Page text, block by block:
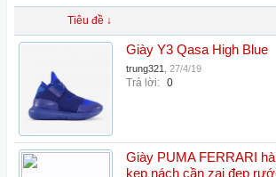
Tiêu đề ↓
Giày Y3 Qasa High Blue
trung321 27/4/19
Trả lời: 0
Giày PUMA FERRARI
kẹp nách cần zai đẹp